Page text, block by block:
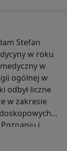
Stefan
w roku
w
ogólnej w
odbył liczne
w zakresie
i
ruchu w